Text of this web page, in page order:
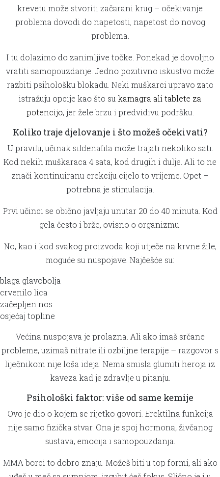
krevetu može stvoriti začarani krug – očekivanje
problema dovodi do napetosti, napetost do novog
problema.
I tu dolazimo do zanimljive točke. Ponekad je dovoljno
vratiti samopouzdanje. Jedno pozitivno iskustvo može
razbiti psihološku blokadu. Neki muškarci upravo zato
istražuju opcije kao što su kamagra ali tablete za
potencijo, jer žele brzu i predvidivu podršku.
Koliko traje djelovanje i što možeš očekivati?
U pravilu, učinak sildenafila može trajati nekoliko sati.
Kod nekih muškaraca 4 sata, kod drugih i dulje. Ali to ne
znači kontinuiranu erekciju cijelo to vrijeme. Opet –
potrebna je stimulacija.
Prvi učinci se obično javljaju unutar 20 do 40 minuta. Kod
gela često i brže, ovisno o organizmu.
No, kao i kod svakog proizvoda koji utječe na krvne žile,
moguće su nuspojave. Najčešće su:
blaga glavobolja
crvenilo lica
začepljen nos
osjećaj topline
Većina nuspojava je prolazna. Ali ako imaš srčane
probleme, uzimaš nitrate ili ozbiljne terapije – razgovor s
liječnikom nije loša ideja. Nema smisla glumiti heroja iz
kaveza kad je zdravlje u pitanju.
Psihološki faktor: više od same kemije
Ovo je dio o kojem se rijetko govori. Erektilna funkcija
nije samo fizička stvar. Ona je spoj hormona, živčanog
sustava, emocija i samopouzdanja.
MMA borci to dobro znaju. Možeš biti u top formi, ali ako